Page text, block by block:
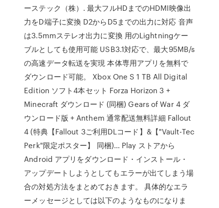
ーステック（株）. 最大フルHDまでのHDMI映像出
力をD端子に変換 D2からD5までの出力に対応 音声
は3.5mmステレオ出力に変換 用のLightningケー
ブルとしても使用可能 USB3.1対応で、最大95MB/s
の高速データ転送を実現 本体専用アプリを無料で
ダウンロード可能。 Xbox One S 1 TB All Digital
Edition ソフト4本セット Forza Horizon 3 +
Minecraft ダウンロード (同梱) Gears of War 4 ダ
ウンロード版 + Anthem 通常配送無料詳細 Fallout
4 (特典【Fallout 3ご利用DLコード】&【"Vault-Tec
Perk"限定ポスター】 同梱)… Play ストアから
Android アプリをダウンロード・インストール・
アップデートしようとしてもエラーが出てしまう場
合の対処方法をまとめておきます。 具体的なエラ
ーメッセージとしては以下のようなものになりま